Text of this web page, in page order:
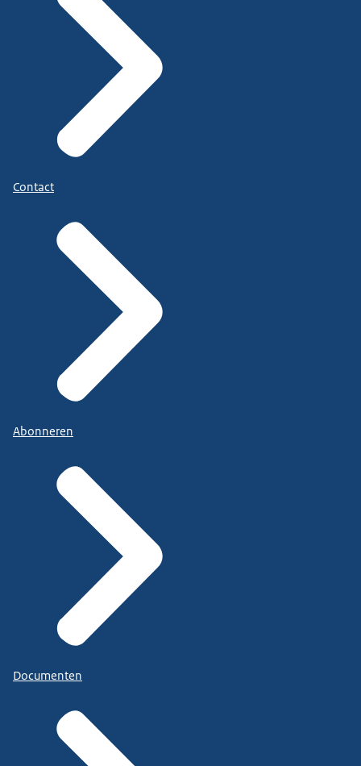
Contact
Abonneren
Documenten